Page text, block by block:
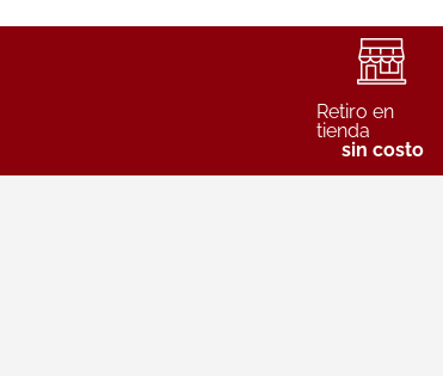
Retiro en
tienda
sin costo